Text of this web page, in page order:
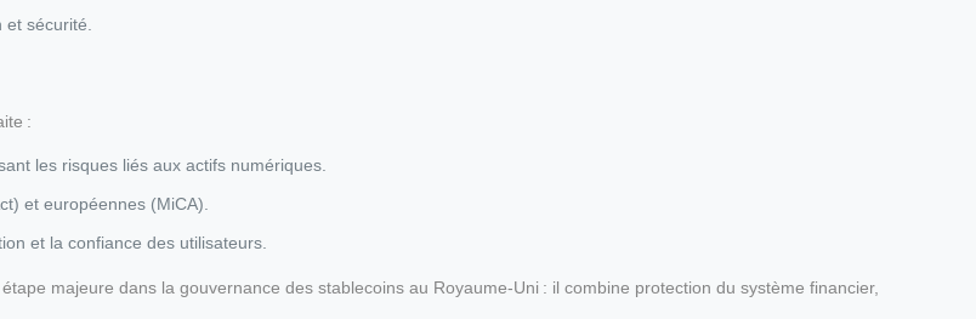
sécurité.
:
les risques liés aux actifs numériques.
et européennes (MiCA).
et la confiance des utilisateurs.
majeure dans la gouvernance des stablecoins au Royaume‑Uni : il combine protection du système financier,